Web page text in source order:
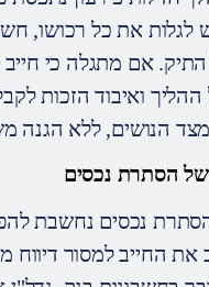
את כל רכושו,
אם מתגלה כי חייב
ההליך ואיבוד הזכות
הנושים, ללא הגנה
הסתרת נכסים
נכסים נחשבת
את החייב למסור